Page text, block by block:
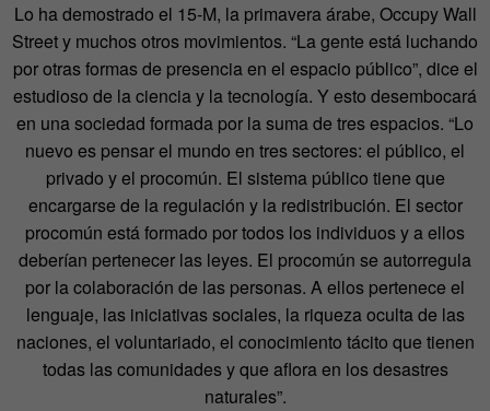
Lo ha demostrado el 15-M, la primavera árabe, Occupy Wall
Street y muchos otros movimientos. “La gente está luchando
por otras formas de presencia en el espacio público”, dice el
estudioso de la ciencia y la tecnología. Y esto desembocará
en una sociedad formada por la suma de tres espacios. “Lo
nuevo es pensar el mundo en tres sectores: el público, el
privado y el procomún. El sistema público tiene que
encargarse de la regulación y la redistribución. El sector
procomún está formado por todos los individuos y a ellos
deberían pertenecer las leyes. El procomún se autorregula
por la colaboración de las personas. A ellos pertenece el
lenguaje, las iniciativas sociales, la riqueza oculta de las
naciones, el voluntariado, el conocimiento tácito que tienen
todas las comunidades y que aflora en los desastres
naturales”.